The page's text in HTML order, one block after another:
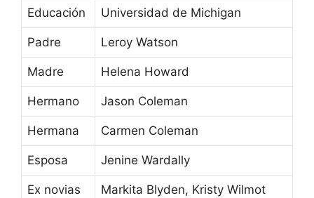
Educación Universidad de Michigan
Padre Leroy Watson
Madre Helena Howard
Hermano Jason Coleman
Hermana Carmen Coleman
Esposa Jenine Wardally
Ex novias Markita Blyden, Kristy Wilmot